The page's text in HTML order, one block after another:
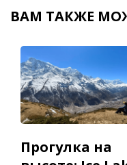
ВАМ ТАКЖЕ
Прогулка на